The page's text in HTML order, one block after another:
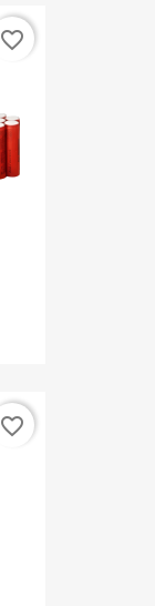
favorite_border
favorite_border